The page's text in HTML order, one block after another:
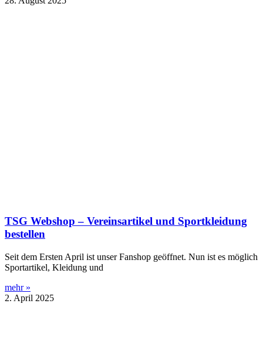
TSG Webshop – Vereinsartikel und Sportkleidung
bestellen
Seit dem Ersten April ist unser Fanshop geöffnet. Nun ist es möglich
Sportartikel, Kleidung und
mehr »
2. April 2025